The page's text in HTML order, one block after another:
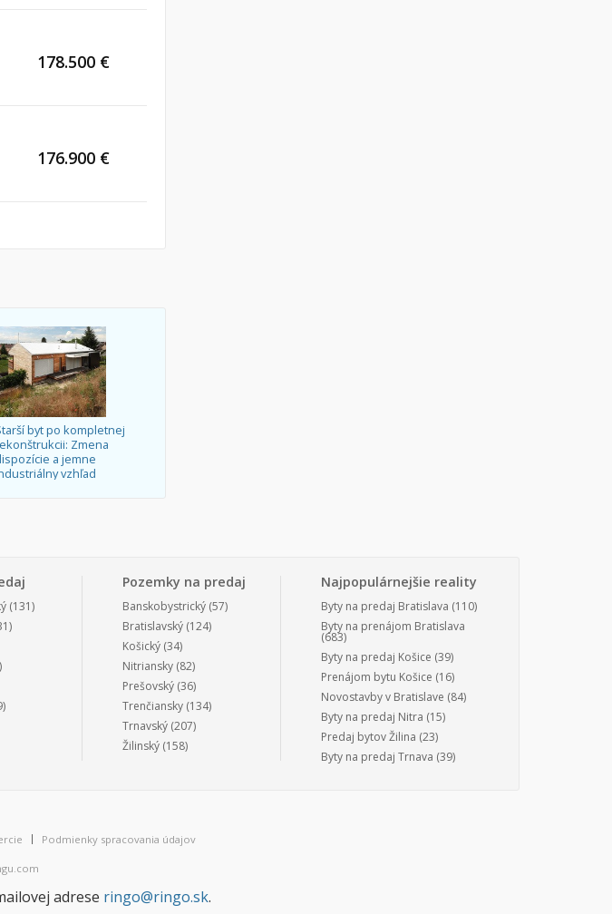
178.500 €
176.900 €
byt po kompletnej
Zmena
a jemne
vzhľad
(131)
Pozemky na predaj
Banskobystrický(57)
Bratislavský(124)
Košický(34)
Nitriansky(82)
Prešovský(36)
Trenčiansky(134)
Trnavský(207)
Žilinský(158)
Najpopulárnejšie reality
Byty na predaj Bratislava (110)
Byty na prenájom Bratislava
(683)
Byty na predaj Košice (39)
Prenájom bytu Košice (16)
Novostavby v Bratislave (84)
Byty na predaj Nitra (15)
Predaj bytov Žilina (23)
Byty na predaj Trnava (39)
Podmienky spracovania údajov
adrese ringo@ringo.sk.